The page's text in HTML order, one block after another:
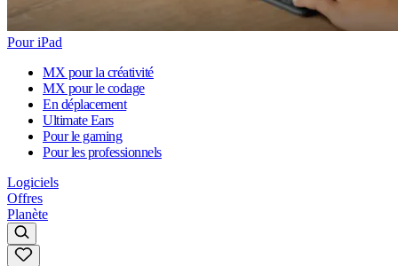
Pour iPad
MX pour la créativité
MX pour le codage
En déplacement
Ultimate Ears
Pour le gaming
Pour les professionnels
Logiciels
Offres
Planète